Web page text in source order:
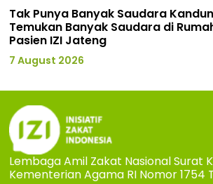
Tak Punya Banyak Saudara
Temukan Banyak Saudara di
Pasien IZI Jateng
7 August 2026
Lembaga Amil Zakat Nasional Surat
Kementerian Agama RI Nomor 1754